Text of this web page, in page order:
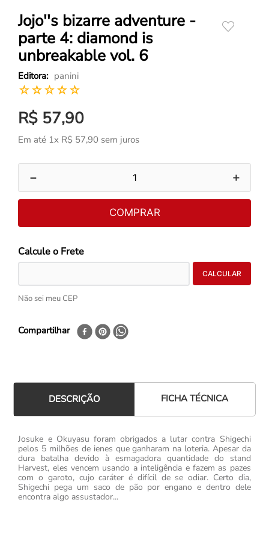
Jojo''s bizarre adventure -
parte 4: diamond is
unbreakable vol. 6
panini
☆☆☆☆☆
R$ 57,90
Em até 1x R$ 57,90 sem juros
＋
－
COMPRAR
Não sei meu CEP
Compartilhar
DESCRIÇÃO FICHA TÉCNICA
Josuke e Okuyasu foram obrigados a lutar contra Shigechi
pelos 5 milhões de ienes que ganharam na loteria. Apesar da
dura batalha devido à esmagadora quantidade do stand
Harvest, eles vencem usando a inteligência e fazem as pazes
com o garoto, cujo caráter é difícil de se odiar. Certo dia,
Shigechi pega um saco de pão por engano e dentro dele
encontra algo assustador...